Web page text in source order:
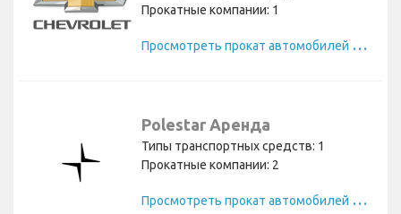
Прокатные компании: 1
П
росмотреть прокат автомобилей Chevrolet
Polestar Аренда
Типы транспортных средств: 1
Прокатные компании: 2
П
росмотреть прокат автомобилей Polestar